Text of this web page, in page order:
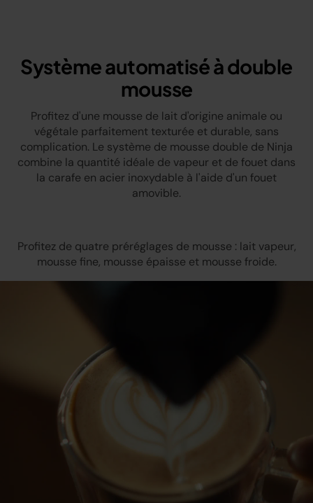
Système automatisé à double
mousse
Profitez d'une mousse de lait d'origine animale ou
végétale parfaitement texturée et durable, sans
complication. Le système de mousse double de Ninja
combine la quantité idéale de vapeur et de fouet dans
la carafe en acier inoxydable à l'aide d'un fouet
amovible.
Profitez de quatre préréglages de mousse : lait vapeur,
mousse fine, mousse épaisse et mousse froide.